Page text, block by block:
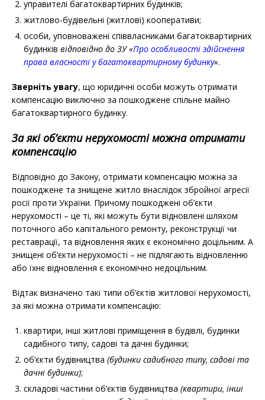
управителі багатоквартирних будинків;
житлово-будівельні (житлові) кооперативи;
особи, уповноважені співвласниками багатоквартирних
будинків відповідно до ЗУ «Про особливості здійснення
права власності у багатоквартирному будинку».
Зверніть увагу, що юридичні особи можуть отримати
компенсацію виключно за пошкоджене спільне майно
багатоквартирного будинку.
За які об’єкти нерухомості можна отримати
компенсацію
Відповідно до Закону, отримати компенсацію можна за
пошкоджене та знищене житло внаслідок збройної агресії
росії проти України. Причому пошкоджені об’єкти
нерухомості – це ті, які можуть бути відновлені шляхом
поточного або капітального ремонту, реконструкції чи
реставрації, та відновлення яких є економічно доцільним. А
знищені об’єкти нерухомості – не підлягають відновленню
або їхнє відновлення є економічно недоцільним.
Відтак визначено такі типи об’єктів житлової нерухомості,
за які можна отримати компенсацію:
квартири, інші житлові приміщення в будівлі, будинки
садибного типу, садові та дачні будинки;
об’єкти будівництва (будинки садибного типу, садові та
дачні будинки);
складові частини об’єктів будівництва (квартири, інші